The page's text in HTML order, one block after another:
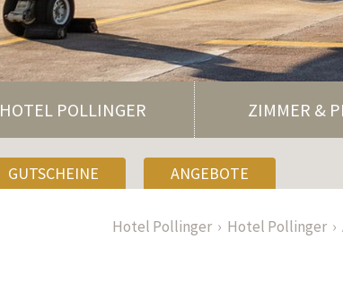
HOTEL POLLINGER ZIMMER &
GUTSCHEINE ANGEBOTE
Hotel Pollinger Hotel Pollinger